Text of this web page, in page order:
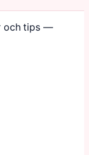
och tips —